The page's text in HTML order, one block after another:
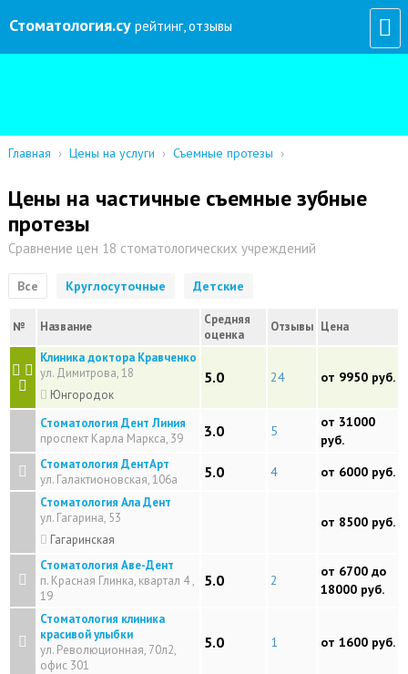
Стоматология.су рейтинг, отзывы
Главная › Цены на услуги › Съемные протезы ›
Цены на частичные съемные зубные
протезы
Сравнение цен 18 стоматологических учреждений
Все Круглосуточные Детские
№ Название
Средняя
оценка
Отзывы Цена
Клиника доктора Кравченко
ул. Димитрова, 18
Юнгородок
5.0 24 от 9950 руб.
Стоматология Дент Линия
проспект Карла Маркса, 39
3.0 5
от 31000
руб.
Стоматология ДентАрт
ул. Галактионовская, 106а
5.0 4 от 6000 руб.
Стоматология Ала Дент
ул. Гагарина, 53
Гагаринская
от 8500 руб.
Стоматология Аве-Дент
п. Красная Глинка, квартал 4 ,
19
5.0 2
от 6700 до
18000 руб.
Стоматология клиника
красивой улыбки
ул. Революционная, 70л2,
офис 301
5.0 1 от 1600 руб.